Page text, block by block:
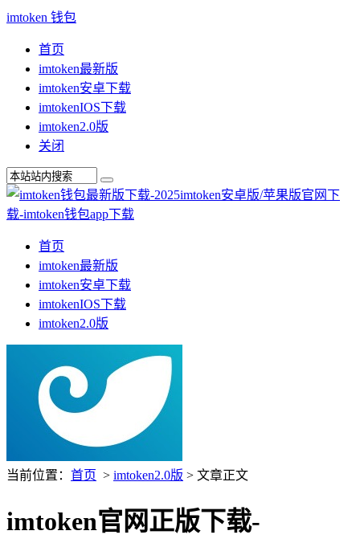
imtoken 钱包
首页
imtoken最新版
imtoken安卓下载
imtokenIOS下载
imtoken2.0版
关闭
首页
imtoken最新版
imtoken安卓下载
imtokenIOS下载
imtoken2.0版
当前位置： 首页 > imtoken2.0版 > 文章正文
imtoken官网正版下载-